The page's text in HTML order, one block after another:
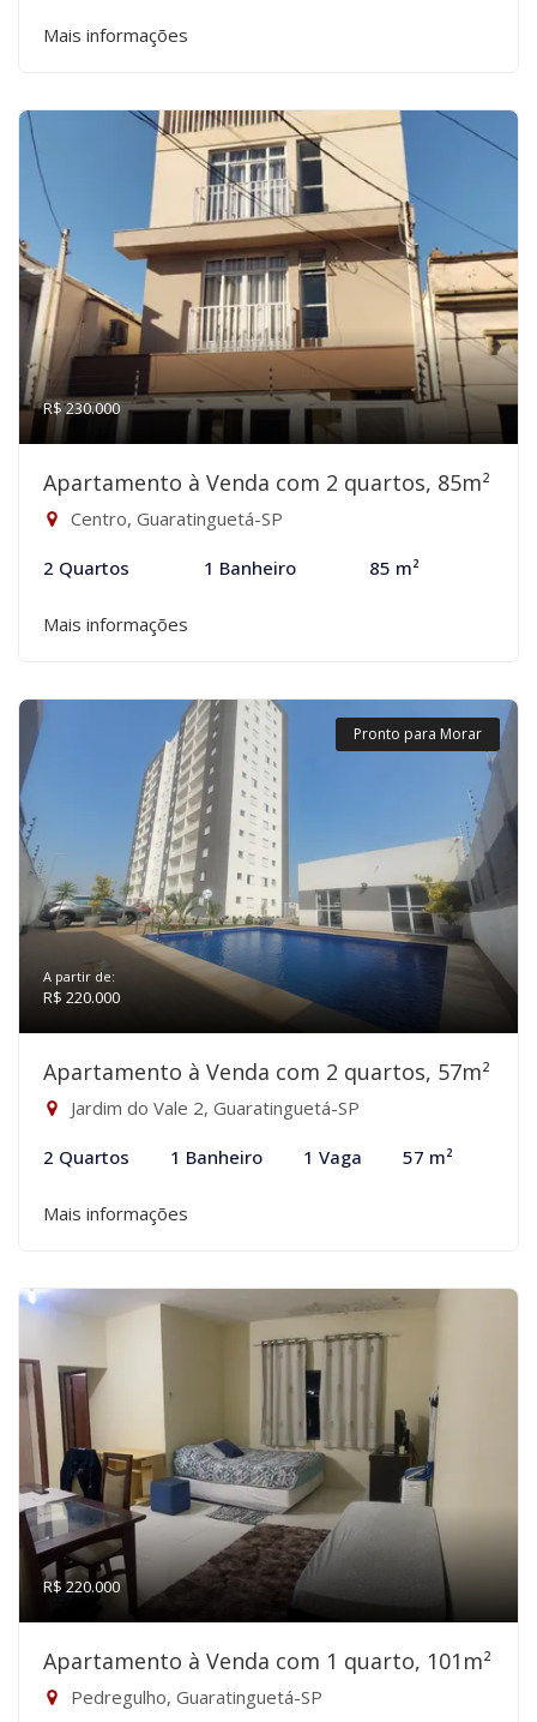
Mais informações
R$ 230.000
Apartamento à Venda com 2 quartos, 85m²
Centro, Guaratinguetá-SP
2 Quartos 1 Banheiro 85 m²
Mais informações
Pronto para Morar
A partir de:
R$ 220.000
Apartamento à Venda com 2 quartos, 57m²
Jardim do Vale 2, Guaratinguetá-SP
2 Quartos 1 Banheiro 1 Vaga 57 m²
Mais informações
R$ 220.000
Apartamento à Venda com 1 quarto, 101m²
Pedregulho, Guaratinguetá-SP